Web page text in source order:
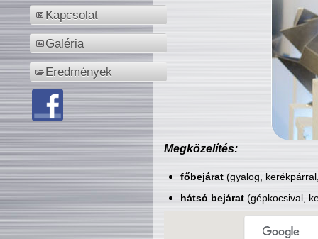
Kapcsolat
Galéria
Eredmények
Megközelítés:
főbejárat(gyalog,
hátsó bejárat(gépkocsival,